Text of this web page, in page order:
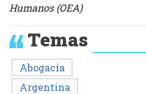
Humanos (OEA)
Temas
Abogacía
Argentina